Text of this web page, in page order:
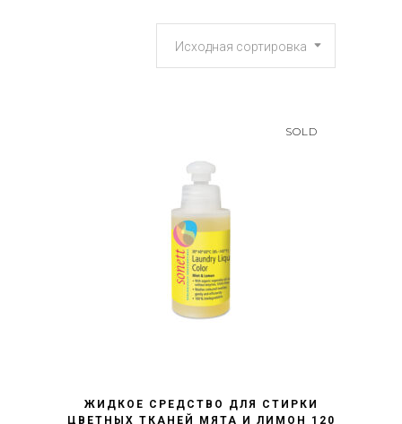
Исходная сортировка
SOLD
ЖИДКОЕ СРЕДСТВО ДЛЯ СТИРКИ
ЦВЕТНЫХ ТКАНЕЙ МЯТА И ЛИМОН 120